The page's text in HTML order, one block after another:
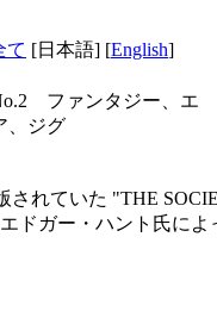
て [日本語] [English]
ファンタジー、エ
、ジグ
れていた "THE
ドガー・ハント氏によ